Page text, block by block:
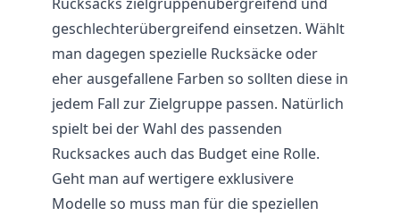
geschlechterübergreifend einsetzen. Wählt
man dagegen spezielle Rucksäcke oder
eher ausgefallene Farben so sollten diese in
jedem Fall zur Zielgruppe passen. Natürlich
spielt bei der Wahl des passenden
Rucksackes auch das Budget eine Rolle.
Geht man auf wertigere exklusivere
Modelle so muss man für die speziellen